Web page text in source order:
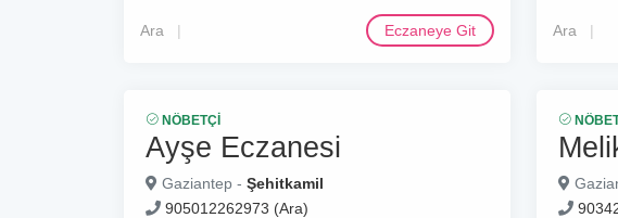
Ara Eczaneye Git Ara
NÖBETÇI
Ayşe Eczanesi
Gaziantep - Şehitkamil
905012262973 (Ara)